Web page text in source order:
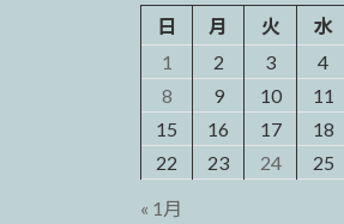
日
月 火 水
1
2 3 4
8
9 10 11
15
16 17 18
22
23 24 25
« 1月